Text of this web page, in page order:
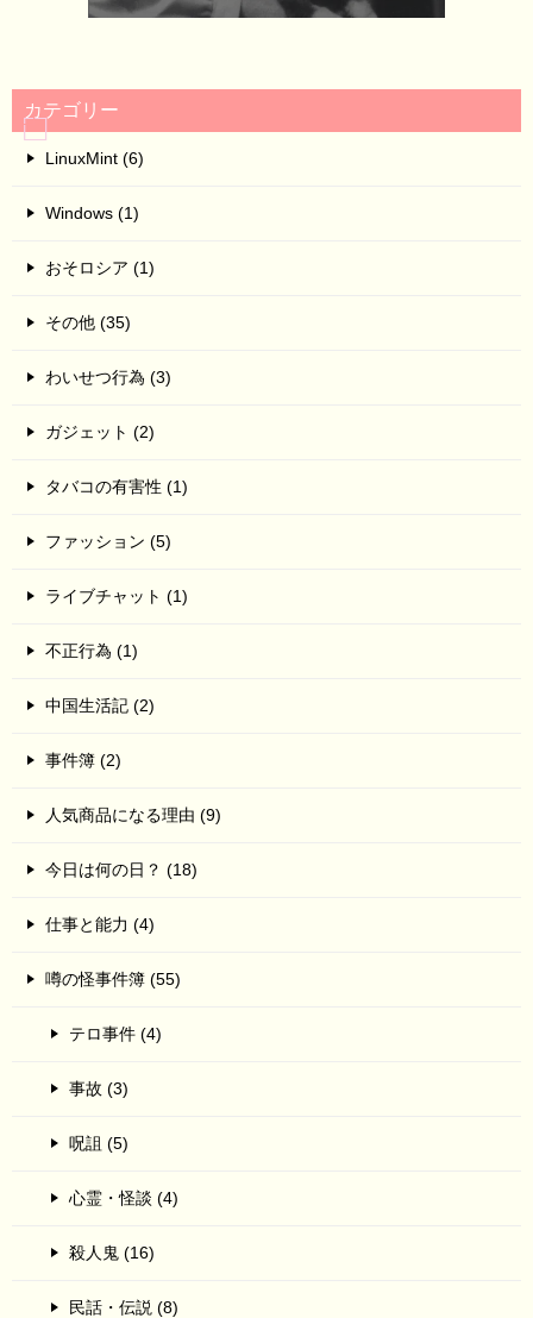
カテゴリー
LinuxMint (6)
Windows (1)
おそロシア (1)
その他 (35)
わいせつ行為 (3)
ガジェット (2)
タバコの有害性 (1)
ファッション (5)
ライブチャット (1)
不正行為 (1)
中国生活記 (2)
事件簿 (2)
人気商品になる理由 (9)
今日は何の日？ (18)
仕事と能力 (4)
噂の怪事件簿 (55)
テロ事件 (4)
事故 (3)
呪詛 (5)
心霊・怪談 (4)
殺人鬼 (16)
民話・伝説 (8)